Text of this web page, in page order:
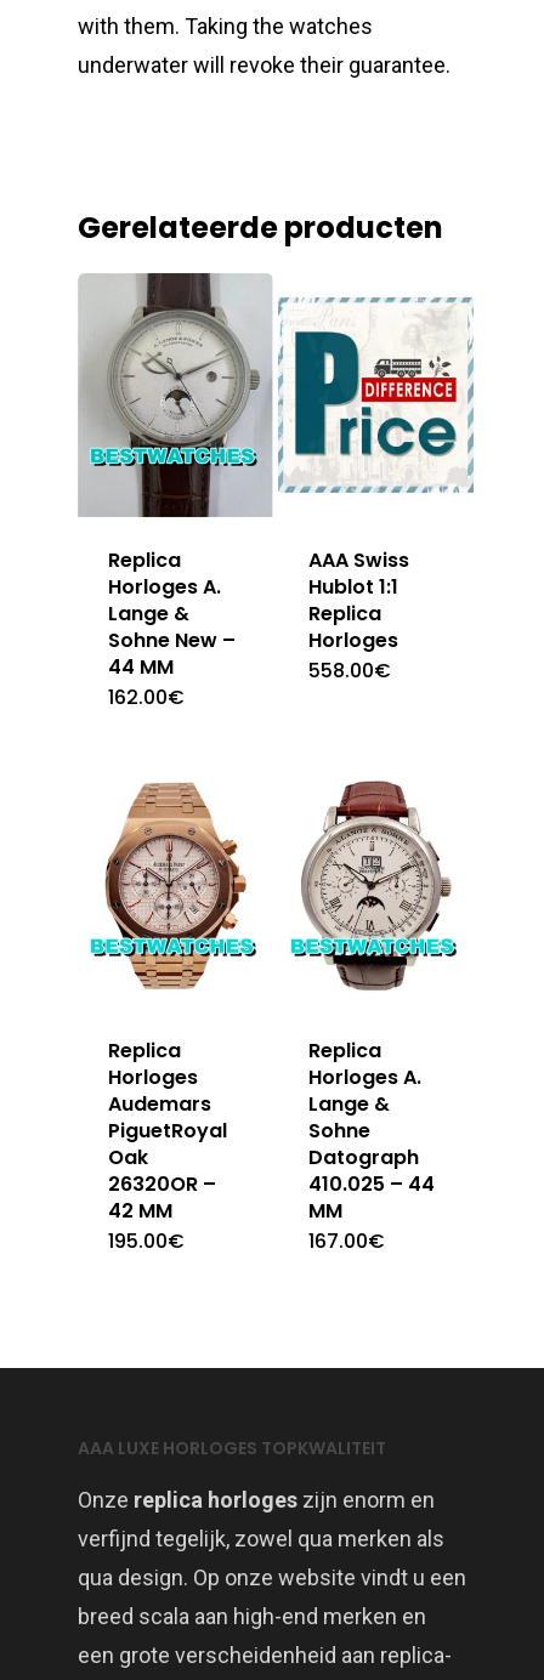
with them. Taking the watches
underwater will revoke their guarantee.
Gerelateerde producten
Replica
Horloges A.
Lange &
Sohne New –
44 MM
162.00€
AAA Swiss
Hublot 1:1
Replica
Horloges
558.00€
Replica
Horloges
Audemars
PiguetRoyal
Oak
26320OR –
42 MM
195.00€
Replica
Horloges A.
Lange &
Sohne
Datograph
410.025 – 44
MM
167.00€
AAA LUXE HORLOGES TOPKWALITEIT
Onze replica horloges zijn enorm en
verfijnd tegelijk, zowel qua merken als
qua design. Op onze website vindt u een
breed scala aan high-end merken en
een grote verscheidenheid aan replica-